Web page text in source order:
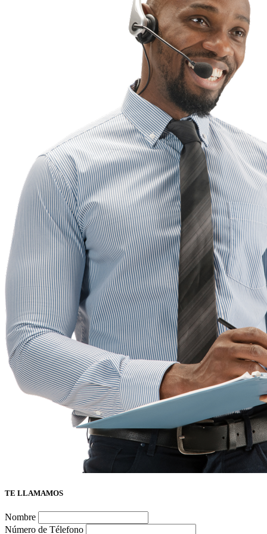
TE LLAMAMOS
Nombre
Número de Télefono